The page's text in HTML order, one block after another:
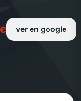
ver en google